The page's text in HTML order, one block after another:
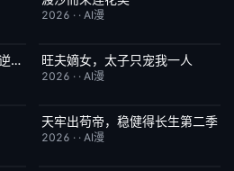
2026 · · AI漫
错嫁摄政君，穿成炮灰后我逆天改命 完结
旺夫嫡女，太子只宠我一人
2026 · · AI漫
完结 8.0
天牢出苟帝，稳健得长生第二季
2026 · · AI漫